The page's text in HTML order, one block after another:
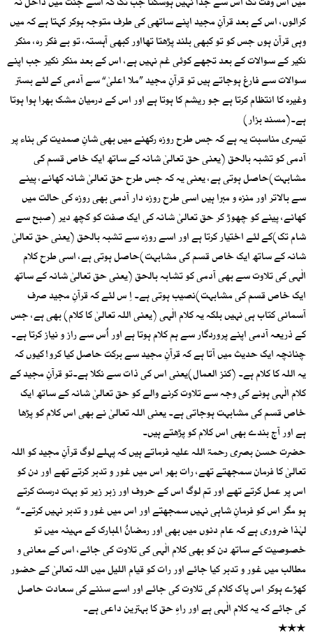
کرالوں، اس کے بعد قرآنِ مجید اپنے ساتھی کی طرف متوجہ ہوکر کہتا ہے کہ میں
وہی قرآن ہوں جس کو تو کبھی بلند پڑھتا تھااور کبھی آہستہ، تو بے فکر رہ، منکر
نکیر کے سوالات کے بعد تجھے کوئی غم نہیں ہے، اس کے بعد منکر نکیر جب اپنے
سوالات سے فارغ ہوجاتے ہیں تو قرآنِ مجید ”ملا اعلیٰ“ سے آدمی کے لئے بستر
وغیرہ کا انتظام کرتا ہے جو ریشم کا ہوتا ہے اور اس کے درمیان مشک بھرا ہوا ہوتا
ہے۔(مسند بزار)
تیسری مناسبت یہ ہے کہ جس طرح روزہ رکھنے میں بھی شانِ صمدیت کی بناء پر
آدمی کو تشبہ بالحق (یعنی حق تعالیٰ شانہ کے ساتھ ایک خاص قسم کی
مشابہت)حاصل ہوتی ہے، یعنی یہ کہ جس طرح حق تعالیٰ شانہ کھانے، پینے
سے بالاتر اور منزہ و مبرا ہیں اسی طرح روزہ دار آدمی بھی روزہ کی حالت میں
کھانے، پینے کو چھوڑ کر حق تعالیٰ شانہ کی ایک صفت کو کچھ دیر (صبح سے
شام تک)کے لئے اختیار کرتا ہے اور اسے روزہ سے تشبہ بالحق (یعنی حق تعالیٰ
شانہ کے ساتھ ایک خاص قسم کی مشابہت)حاصل ہوتی ہے، اسی طرح کلام
الٰہی کی تلاوت سے بھی آدمی کو تشابہ بالحق (یعنی حق تعالیٰ شانہ کے ساتھ
ایک خاص قسم کی مشابہت)نصیب ہوتی ہے۔ اِ س لئے کہ قرآنِ مجید صرف
آسمانی کتاب ہی نہیں بلکہ یہ کلام الٰہی (یعنی اللہ تعالیٰ کا کلام) بھی ہے، جس
کے ذریعہ آدمی اپنے پروردگار سے ہم کلام ہوتا ہے اور اُس سے راز و نیاز کرتا ہے۔
چنانچہ ایک حدیث میں آتا ہے کہ قرآنِ مجید سے برکت حاصل کیا کرو! کیوں کہ
یہ اللہ کا کلام ہے۔ (کنز العمال)یعنی اس کی ذات سے نکلا ہے۔تو قرآنِ مجید کے
کلام الٰہی ہونے کی وجہ سے تلاوت کرنے والے کو حق تعالیٰ شانہ کے ساتھ ایک
خاص قسم کی مشابہت ہوجاتی ہے۔ یعنی اللہ تعالیٰ نے بھی اس کلام کو پڑھا
ہے اور آج بندے بھی اس کلام کو پڑھتے ہیں۔
حضرت حسن بصری رحمۃ اللہ علیہ فرماتے ہیں کہ پہلے لوگ قرآنِ مجید کو اللہ
تعالیٰ کا فرمان سمجھتے تھے، رات بھر اس میں غور و تدبر کرتے تھے اور دن کو
اس پر عمل کرتے تھے اور تم لوگ اس کے حروف اور زبر زیر تو بہت درست کرتے
ہو مگر اس کو فرمانِ شاہی نہیں سمجھتے اور اس میں غور و تدبر نہیں کرتے۔“
لہٰذا ضروری ہے کہ عام دنوں میں بھی اور رمضانُ المبارک کے مہینہ میں تو
خصوصیت کے ساتھ دن کو بھی کلام الٰہی کی تلاوت کی جائے، اس کے معانی و
مطالب میں غور و تدبر کیا جائے اور رات کو قیام اللیل میں اللہ تعالیٰ کے حضور
کھڑے ہوکر اس پاک کلام کی تلاوت کی جائے اور اسے سننے کی سعادت حاصل
کی جائے کہ یہ کلام الٰہی ہے اور راہِ حق کا بہترین داعی ہے۔
٭٭٭